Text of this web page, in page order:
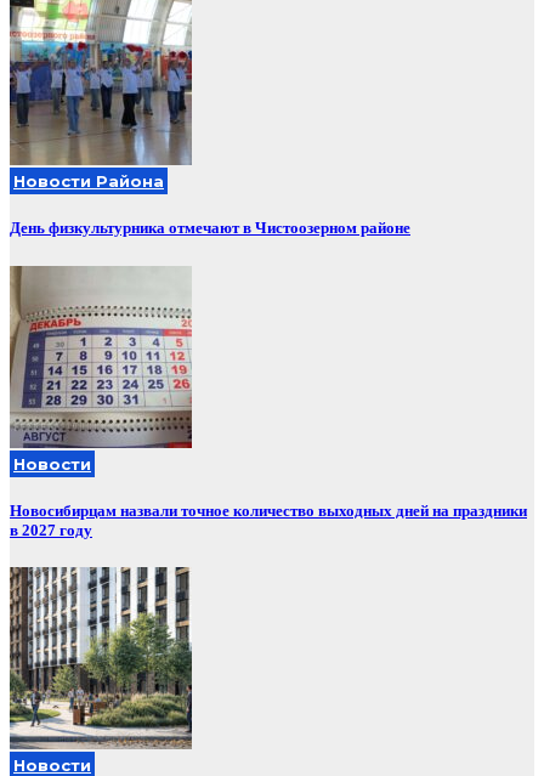
Новости Района
День физкультурника отмечают в Чистоозерном районе
Новости
Новосибирцам назвали точное количество выходных дней на праздники
в 2027 году
Новости